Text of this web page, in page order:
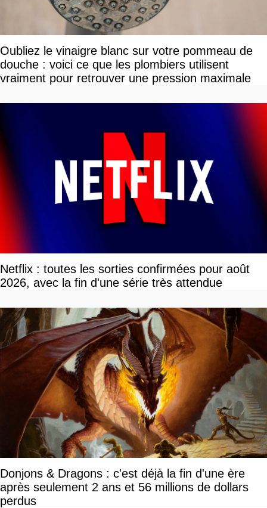
Oubliez le vinaigre blanc sur votre pommeau de
douche : voici ce que les plombiers utilisent
vraiment pour retrouver une pression maximale
Netflix : toutes les sorties confirmées pour août
2026, avec la fin d'une série très attendue
Donjons & Dragons : c'est déjà la fin d'une ère
après seulement 2 ans et 56 millions de dollars
perdus